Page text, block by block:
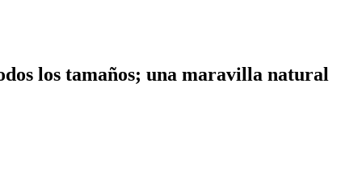
los tamaños; una maravilla natural